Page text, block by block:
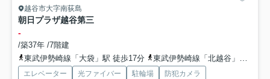
越谷市大字南荻島
朝日プラザ越谷第三
-
/築37年 /7階建
東武伊勢崎線「大袋」駅 徒歩17分
東武伊勢崎線「北越谷」駅 徒歩29分
エレベーター 光ファイバー 駐輪場
防犯カメラ